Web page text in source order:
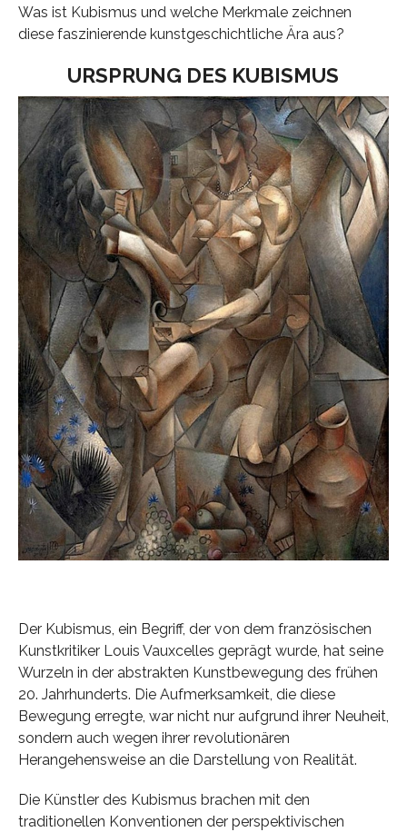
Was ist Kubismus und welche Merkmale zeichnen
diese faszinierende kunstgeschichtliche Ära aus?
URSPRUNG DES KUBISMUS
Der Kubismus, ein Begriff, der von dem französischen
Kunstkritiker Louis Vauxcelles geprägt wurde, hat seine
Wurzeln in der abstrakten Kunstbewegung des frühen
20. Jahrhunderts. Die Aufmerksamkeit, die diese
Bewegung erregte, war nicht nur aufgrund ihrer Neuheit,
sondern auch wegen ihrer revolutionären
Herangehensweise an die Darstellung von Realität.
Die Künstler des Kubismus brachen mit den
traditionellen Konventionen der perspektivischen